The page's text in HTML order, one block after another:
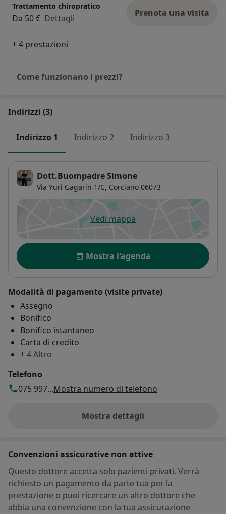
Trattamento chiropratico
Da 50 € Dettagli Prenota una visita
+ 4 prestazioni
Come funzionano i prezzi?
Indirizzi (3)
Indirizzo 1 Indirizzo 2 Indirizzo 3
Dott.Buompadre Simone
Via Yuri Gagarin 1/C, Corciano 06073
Vedi mappasi apre in una nuova scheda
Disponibilità
Mostra l'agenda
Modalità di pagamento (visite private)
Assegno
Bonifico
Bonifico istantaneo
Carta di credito
+ 4 Altro
Telefono
075 997...Mostra numero di telefono
Mostra dettagli
sull'indirizzo
Convenzioni assicurative non attive
Questo dottore accetta solo pazienti privati. Verrà
richiesto un pagamento da parte tua per la
prestazione o puoi ricercare un altro dottore che
abbia una convenzione con la tua assicurazione